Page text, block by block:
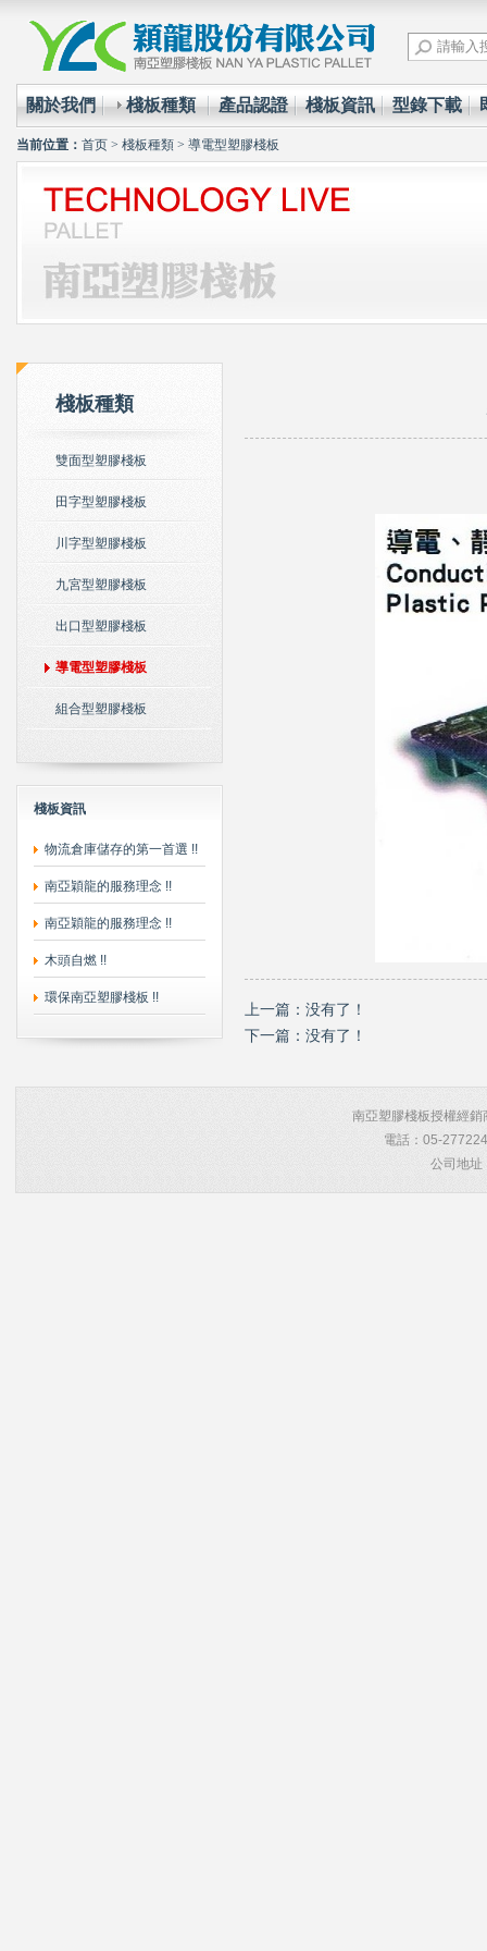
關於我們 棧板種類 產品認證 棧板資訊 型錄下載
当前位置： 首页 > 棧板種類 > 導電型塑膠棧板
棧板種類
雙面型塑膠棧板
田字型塑膠棧板
川字型塑膠棧板
九宮型塑膠棧板
出口型塑膠棧板
導電型塑膠棧板
組合型塑膠棧板
棧板資訊
物流倉庫儲存的第一首選 !!
南亞穎龍的服務理念 !!
南亞穎龍的服務理念 !!
木頭自燃 !!
環保南亞塑膠棧板 !!
上一篇：没有了！
下一篇：没有了！
南亞塑膠棧板授權經
電話：05-
公司地址